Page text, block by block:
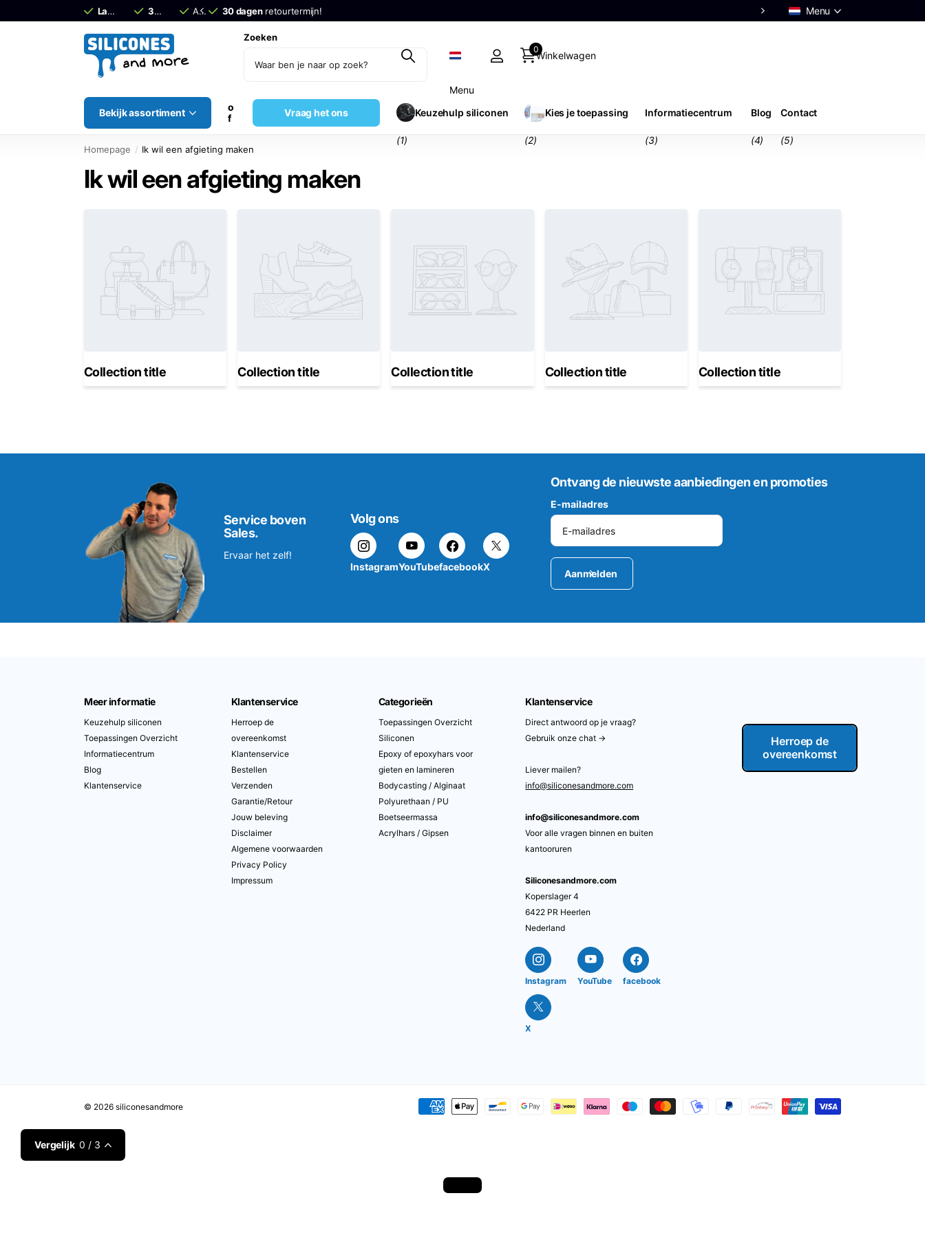
Laagste Prijs Garantie – Siliconen
30 dagen retourtermijn!
Advies van echte experts
30 dagenretourtermijn! Advies van echte
Menu
Zoeken
Menu
Winkelwagen
0
Bekijk assortiment
o
f
Vraag het ons Keuzehulp siliconen
(1)
Kies je toepassing
(2)
Informatiecentrum
(3)
Blog
(4)
Contact
(5)
Homepage Ik wil een afgieting maken
Ik wil een afgieting maken
Collection title Collection title Collection title Collection title Collection title
Service boven
Sales.
Ervaar het zelf!
Volg ons
InstagramYouTubefacebookX
Ontvang de nieuwste aanbiedingen en promoties
E-mailadres
Aanmelden
Meer informatie
Keuzehulp siliconen
Toepassingen Overzicht
Informatiecentrum
Blog
Klantenservice
Klantenservice
Herroep de
overeenkomst
Klantenservice
Bestellen
Verzenden
Garantie/Retour
Jouw beleving
Disclaimer
Algemene voorwaarden
Privacy Policy
Impressum
Categorieën
Toepassingen Overzicht
Siliconen
Epoxy of epoxyhars voor
gieten en lamineren
Bodycasting / Alginaat
Polyurethaan / PU
Boetseermassa
Acrylhars / Gipsen
Klantenservice
Direct antwoord op je vraag?
Gebruik onze chat →
Liever mailen?
info@siliconesandmore.com
info@siliconesandmore.com
Voor alle vragen binnen en buiten
kantooruren
Siliconesandmore.com
Koperslager 4
6422 PR Heerlen
Nederland
Instagram YouTube facebook
X
Herroep de
overeenkomst
© 2026 siliconesandmore
Vergelijk 0 / 3
Loading